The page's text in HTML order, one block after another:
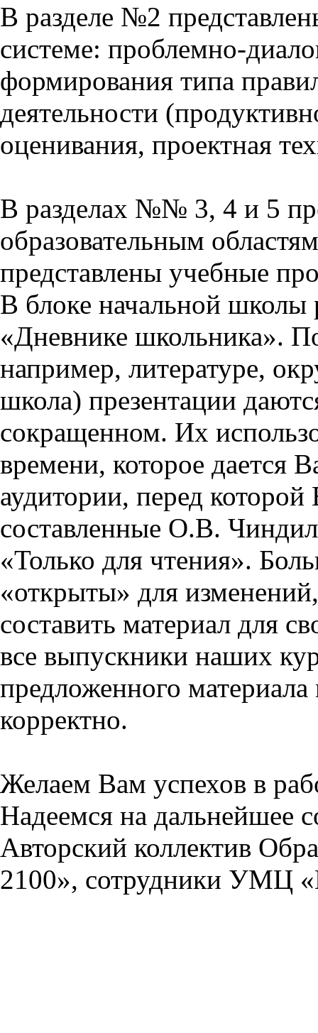
В разделе №2
системе: проблемно-
формирования типа
деятельности
оценивания, проектная
В разделах №№ 3, 4 и 5
образовательным
представлены учебные
В блоке начальной школы
«Дневнике школьника».
например, литературе,
школа) презентации
сокращенном. Их
времени, которое дается
аудитории, перед
составленные О.В.
«Только для чтения».
«открыты» для
составить материал для
все выпускники наших
предложенного
корректно.
Желаем Вам успехов в
Надеемся на дальнейшее
Авторский коллектив
2100», сотрудники УМЦ